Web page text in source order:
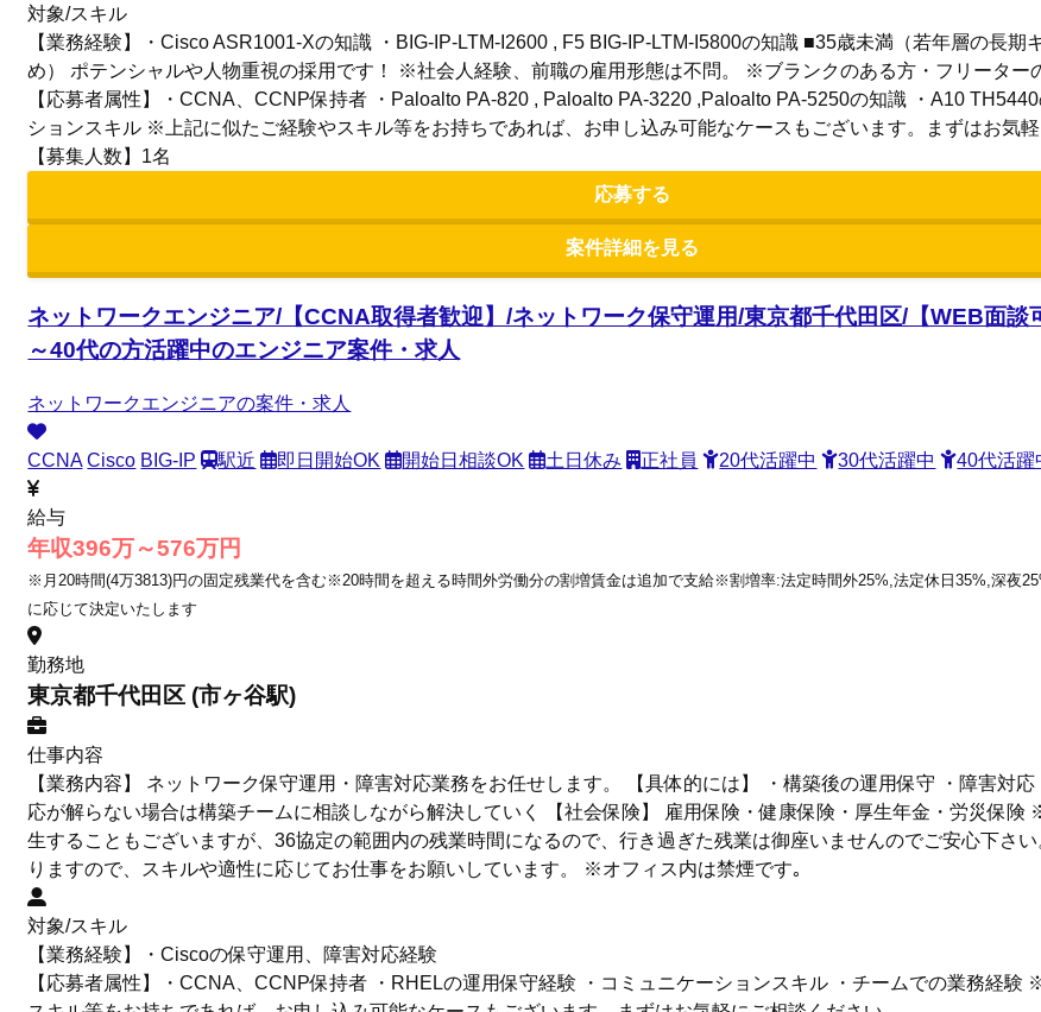
対象/スキル
【業務経験】・Cisco ASR1001-Xの知識 ・BIG-IP-LTM-I2600 , F5 BIG-IP-LTM-I5800の知識 ■35歳未満（若年層の長期
め） ポテンシャルや人物重視の採用です！ ※社会人経験、前職の雇用形態は不問。 ※ブランクのある方・フリーター
【応募者属性】・CCNA、CCNP保持者 ・Paloalto PA-820 , Paloalto PA-3220 ,Paloalto PA-5250の知識 ・A10
ションスキル ※上記に似たご経験やスキル等をお持ちであれば、お申し込み可能なケースもございます。まずはお気軽
【募集人数】1名
応募する
案件詳細を見る
ネットワークエンジニア/【CCNA取得者歓迎】/ネットワーク保守運用/東京都千代田区/【WEB面談
～40代の方活躍中のエンジニア案件・求人
ネットワークエンジニアの案件・求人
CCNA Cisco BIG-IP 駅近 即日開始OK 開始日相談OK 土日休み 正社員 20代活躍中 30代活躍中 40代活躍
給与
年収396万～576万円
※月20時間(4万3813)円の固定残業代を含む※20時間を超える時間外労働分の割増賃金は追加で支給※割増率:法定時間外25%,法定休日35%,深夜
に応じて決定いたします
勤務地
東京都千代田区 (市ヶ谷駅)
仕事内容
【業務内容】 ネットワーク保守運用・障害対応業務をお任せします。 【具体的には】 ・構築後の運用保守 ・障害対
応が解らない場合は構築チームに相談しながら解決していく 【社会保険】 雇用保険・健康保険・厚生年金・労災保険
生することもございますが、36協定の範囲内の残業時間になるので、行き過ぎた残業は御座いませんのでご安心下さ
りますので、スキルや適性に応じてお仕事をお願いしています。 ※オフィス内は禁煙です｡
対象/スキル
【業務経験】・Ciscoの保守運用、障害対応経験
【応募者属性】・CCNA、CCNP保持者 ・RHELの運用保守経験 ・コミュニケーションスキル ・チームでの業務経験